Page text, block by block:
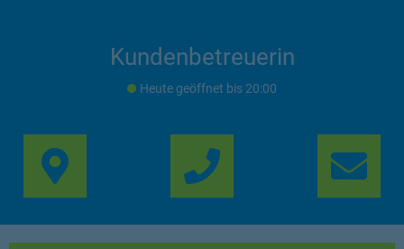
Kundenbetreuerin
Heute geöffnet bis 20:00
Link Opens in New